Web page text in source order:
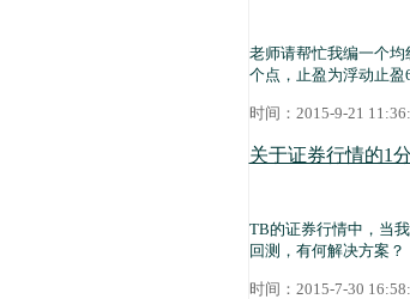
老师请帮忙我编一个
个点，止盈为浮动止
时间：2015-9-21
关于证券行情的1
TB的证券行情中，当
回测，有何解决方案？
时间：2015-7-30